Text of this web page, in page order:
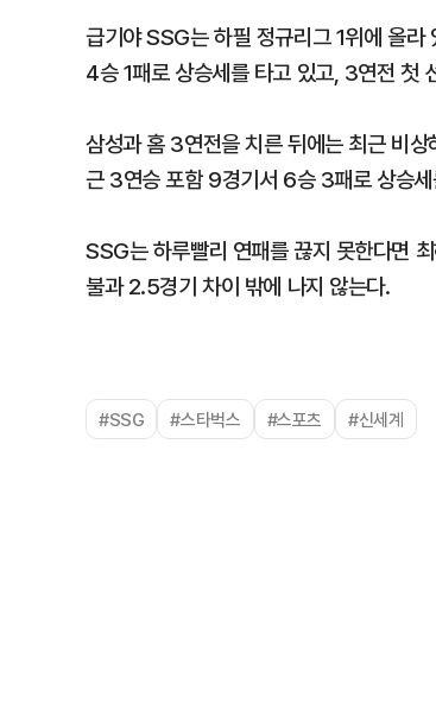
급기야 SSG는 하필 정규리그 1위에 올
4승 1패로 상승세를 타고 있고, 3연전 첫
삼성과 홈 3연전을 치른 뒤에는 최근 비
근 3연승 포함 9경기서 6승 3패로 상승
SSG는 하루빨리 연패를 끊지 못한다면
불과 2.5경기 차이 밖에 나지 않는다.
#SSG #스타벅스 #스포츠 #신세계